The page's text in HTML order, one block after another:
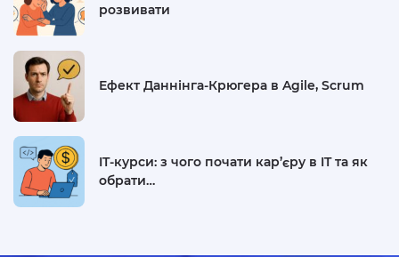
розвивати
Ефект Даннінга-Крюгера в Agile, Scrum
IT-курси: з чого почати кар’єру в IT та як
обрати…